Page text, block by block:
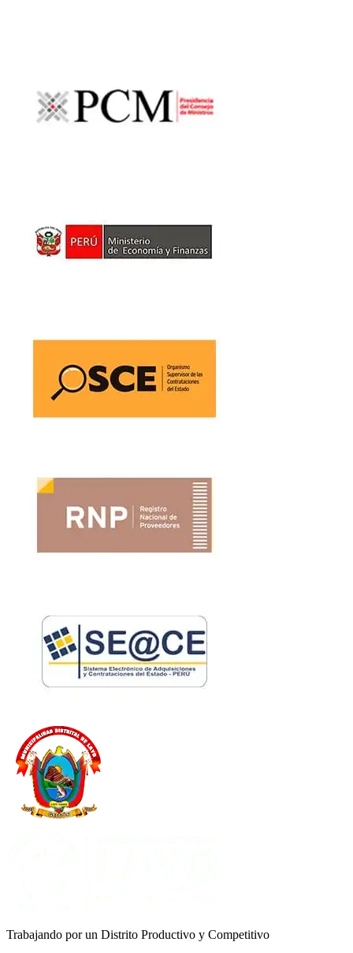
Trabajando por un Distrito Productivo y Competitivo